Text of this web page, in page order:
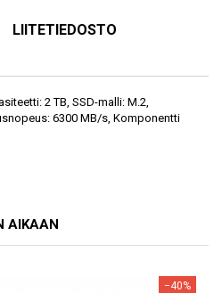
LIITETIEDOSTO
2 TB, SSD-malli: M.2,
6300 MB/s, Komponentti
AIKAAN
−40%